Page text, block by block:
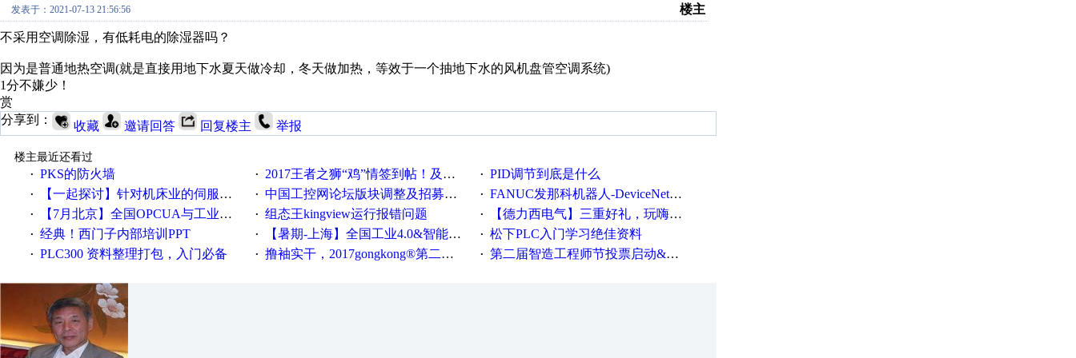
发表于：2021-07-13 21:56:56 楼主
不采用空调除湿，有低耗电的除湿器吗？
因为是普通地热空调(就是直接用地下水夏天做冷却，冬天做加热，等效于一个抽地下水的风机盘管空调系统)
1分不嫌少！
赏
分享到：
收藏 邀请回答 回复楼主 举报
楼主最近还看过
· PKS的防火墙 · 2017王者之狮“鸡”情签到帖！及时更新在线研讨会预告 · PID调节到底是什么
· 【一起探讨】针对机床业的伺服系统发展，您的期望是什么？ · 中国工控网论坛版块调整及招募版主公告 · FANUC发那科机器人-DeviceNet通信使用手册(中文)
· 【7月北京】全国OPCUA与工业互联技术培训班通知！ · 组态王kingview运行报错问题 · 【德力西电气】三重好礼，玩嗨夏日！
· 经典！西门子内部培训PPT · 【暑期-上海】全国工业4.0&智能制造高级培训班通知！ · 松下PLC入门学习绝佳资料
· PLC300 资料整理打包，入门必备 · 撸袖实干，2017gongkong®第二届智造工程师节正式起航！ · 第二届智造工程师节投票启动&周周有礼！